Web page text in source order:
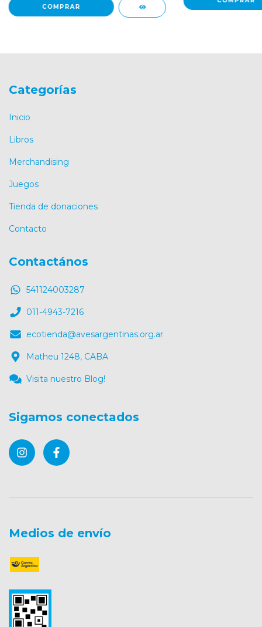
Categorías
Inicio
Libros
Merchandising
Juegos
Tienda de donaciones
Contacto
Contactános
541124003287
011-4943-7216
ecotienda@avesargentinas.org.ar
Matheu 1248, CABA
Visita nuestro Blog!
Sigamos conectados
Medios de envío